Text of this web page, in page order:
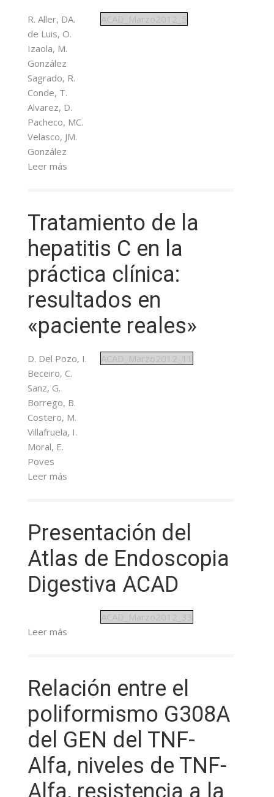
R. Aller, DA.
de Luis, O.
Izaola, M.
González
Sagrado, R.
Conde, T.
Alvarez, D.
Pacheco, MC.
Velasco, JM.
González
ACAD_Marzo2012_5
Leer más
Tratamiento de la
hepatitis C en la
práctica clínica:
resultados en
«paciente reales»
D. Del Pozo, I.
Beceiro, C.
Sanz, G.
Borrego, B.
Costero, M.
Villafruela, I.
Moral, E.
Poves
ACAD_Marzo2012_11
Leer más
Presentación del
Atlas de Endoscopia
Digestiva ACAD
ACAD_Marzo2012_33
Leer más
Relación entre el
poliformismo G308A
del GEN del TNF-
Alfa, niveles de TNF-
Alfa, resistencia a la